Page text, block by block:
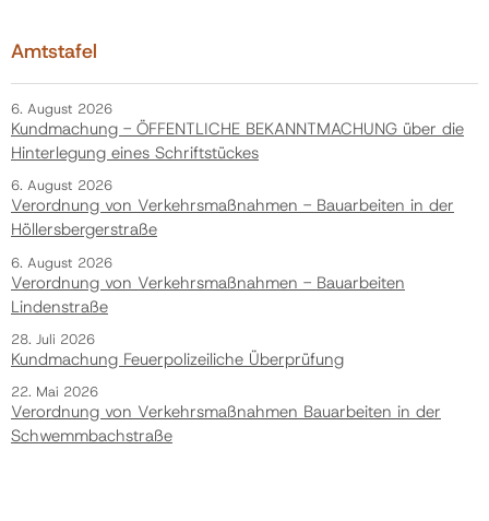
Amtstafel
6. August 2026
Kundmachung - ÖFFENTLICHE BEKANNTMACHUNG über die
Hinterlegung eines Schriftstückes
6. August 2026
Verordnung von Verkehrsmaßnahmen - Bauarbeiten in der
Höllersbergerstraße
6. August 2026
Verordnung von Verkehrsmaßnahmen - Bauarbeiten
Lindenstraße
28. Juli 2026
Kundmachung Feuerpolizeiliche Überprüfung
22. Mai 2026
Verordnung von Verkehrsmaßnahmen Bauarbeiten in der
Schwemmbachstraße